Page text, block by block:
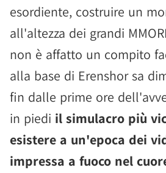
esordiente, costruire un
all'altezza dei grandi
non è affatto un compito
alla base di Erenshor sa
fin dalle prime ore
in piedi il simulacro più
esistere a un'epoca dei
impressa a fuoco nel